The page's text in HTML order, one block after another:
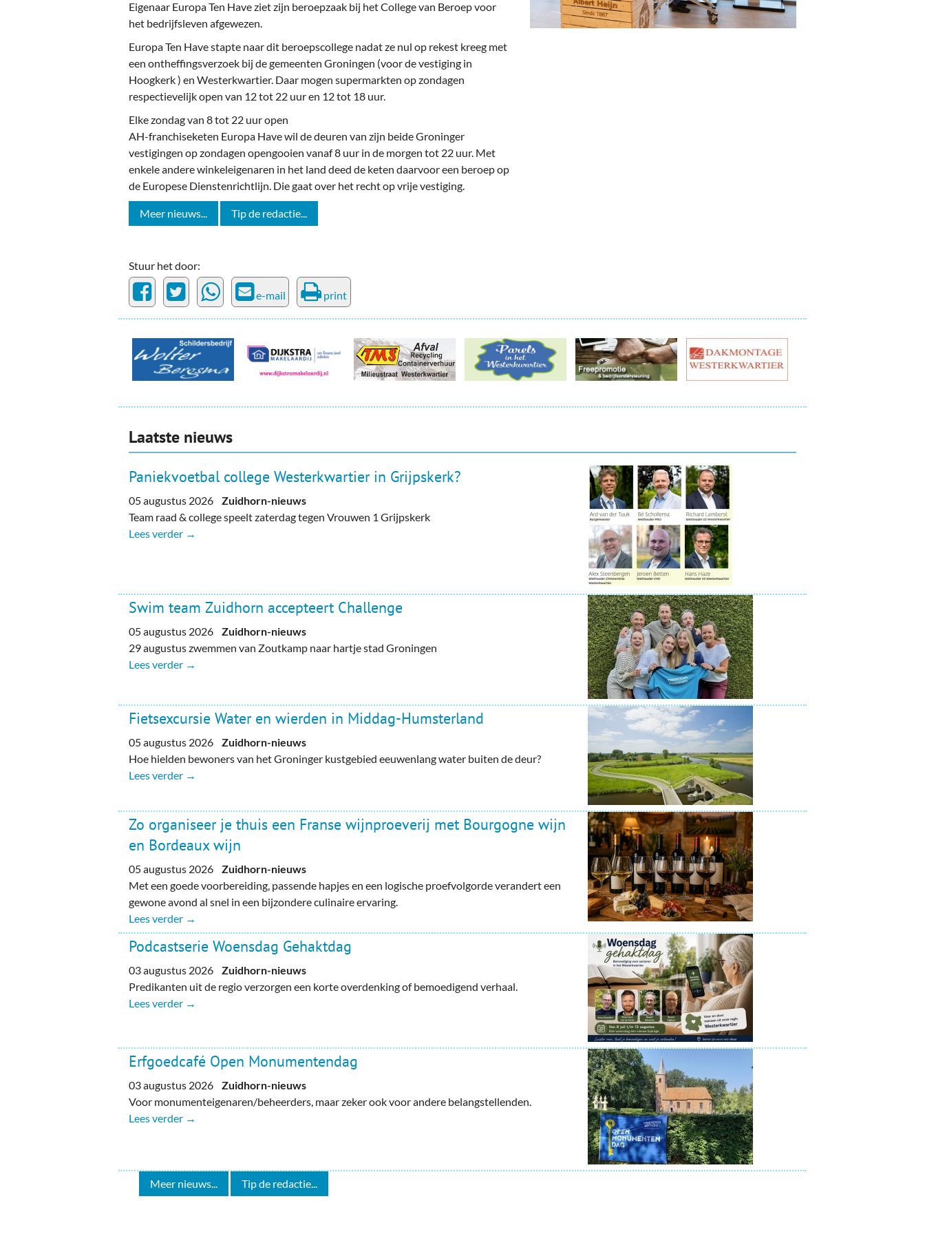
Zuidhorners
On-line bestellen in Zuidhorn
Financiën, Makelaars & Hypotheken
Bedrijventerreinen
Bedrijven in de Regio Zuidhorn
Eigenaar Europa Ten Have ziet zijn beroepzaak bij het College van Beroep voor
het bedrijfsleven afgewezen.
Europa Ten Have stapte naar dit beroepscollege nadat ze nul op rekest kreeg met
een ontheffingsverzoek bij de gemeenten Groningen (voor de vestiging in
Hoogkerk ) en Westerkwartier. Daar mogen supermarkten op zondagen
respectievelijk open van 12 tot 22 uur en 12 tot 18 uur.
Elke zondag van 8 tot 22 uur open
AH-franchiseketen Europa Have wil de deuren van zijn beide Groninger
vestigingen op zondagen opengooien vanaf 8 uur in de morgen tot 22 uur. Met
enkele andere winkeleigenaren in het land deed de keten daarvoor een beroep op
de Europese Dienstenrichtlijn. Die gaat over het recht op vrije vestiging.
Meer nieuws... Tip de redactie...
Stuur het door:
e-mail print
Laatste nieuws
Paniekvoetbal college Westerkwartier in Grijpskerk?
05 augustus 2026Zuidhorn-nieuws
Team raad & college speelt zaterdag tegen Vrouwen 1 Grijpskerk
Lees verder →
Swim team Zuidhorn accepteert Challenge
05 augustus 2026Zuidhorn-nieuws
29 augustus zwemmen van Zoutkamp naar hartje stad Groningen
Lees verder →
Fietsexcursie Water en wierden in Middag-Humsterland
05 augustus 2026Zuidhorn-nieuws
Hoe hielden bewoners van het Groninger kustgebied eeuwenlang water buiten de deur?
Lees verder →
Zo organiseer je thuis een Franse wijnproeverij met Bourgogne wijn
en Bordeaux wijn
05 augustus 2026Zuidhorn-nieuws
Met een goede voorbereiding, passende hapjes en een logische proefvolgorde verandert een
gewone avond al snel in een bijzondere culinaire ervaring.
Lees verder →
Podcastserie Woensdag Gehaktdag
03 augustus 2026Zuidhorn-nieuws
Predikanten uit de regio verzorgen een korte overdenking of bemoedigend verhaal.
Lees verder →
Erfgoedcafé Open Monumentendag
03 augustus 2026Zuidhorn-nieuws
Voor monumenteigenaren/beheerders, maar zeker ook voor andere belangstellenden.
Lees verder →
Meer nieuws... Tip de redactie...